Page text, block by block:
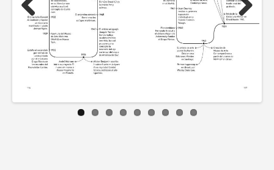
Previous Next